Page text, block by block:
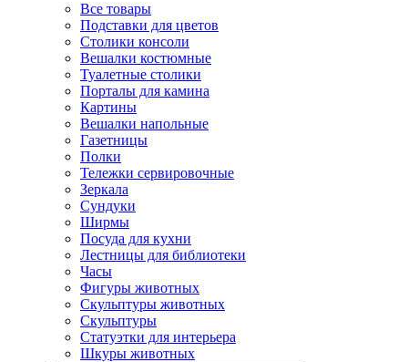
Все товары
Подставки для цветов
Столики консоли
Вешалки костюмные
Туалетные столики
Порталы для камина
Картины
Вешалки напольные
Газетницы
Полки
Тележки сервировочные
Зеркала
Сундуки
Ширмы
Посуда для кухни
Лестницы для библиотеки
Часы
Фигуры животных
Скульптуры животных
Скульптуры
Статуэтки для интерьера
Шкуры животных